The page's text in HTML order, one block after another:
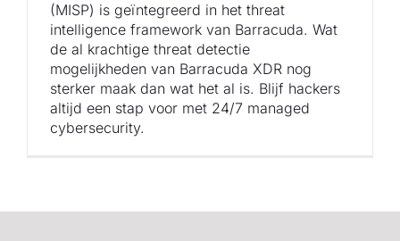
(MISP) is geïntegreerd in het threat
intelligence framework van Barracuda. Wat
de al krachtige threat detectie
mogelijkheden van Barracuda XDR nog
sterker maak dan wat het al is. Blijf hackers
altijd een stap voor met 24/7 managed
cybersecurity.